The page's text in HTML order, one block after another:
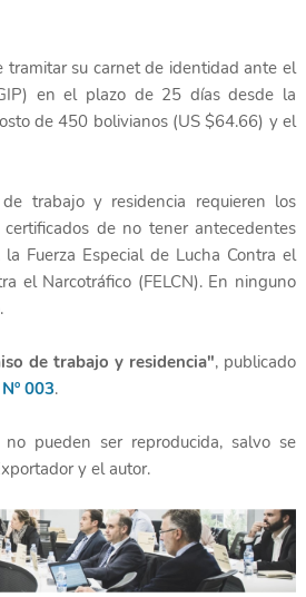
tramitar su carnet de identidad ante el
en el plazo de 25 días desde la
de 450 bolivianos (US $64.66) y el
trabajo y residencia requieren los
de no tener antecedentes
Fuerza Especial de Lucha Contra el
el Narcotráfico (FELCN). En ninguno
de trabajo y residencia", publicado
003.
pueden ser reproducida, salvo se
y el autor.